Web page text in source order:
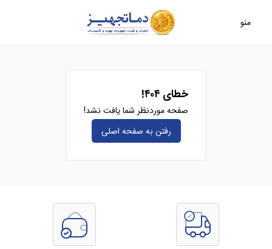
منو
خطای ۴۰۴!
صفحه موردنظر شما یافت نشد!
رفتن به صفحه‌ اصلی